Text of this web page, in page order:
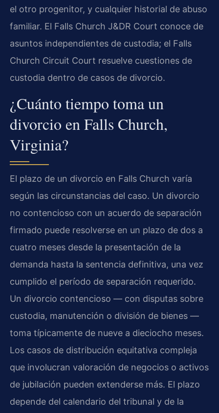
el otro progenitor, y cualquier historial de abuso
familiar. El Falls Church J&DR Court conoce de
asuntos independientes de custodia; el Falls
Church Circuit Court resuelve cuestiones de
custodia dentro de casos de divorcio.
¿Cuánto tiempo toma un
divorcio en Falls Church,
Virginia?
El plazo de un divorcio en Falls Church varía
según las circunstancias del caso. Un divorcio
no contencioso con un acuerdo de separación
firmado puede resolverse en un plazo de dos a
cuatro meses desde la presentación de la
demanda hasta la sentencia definitiva, una vez
cumplido el período de separación requerido.
Un divorcio contencioso — con disputas sobre
custodia, manutención o división de bienes —
toma típicamente de nueve a dieciocho meses.
Los casos de distribución equitativa compleja
que involucran valoración de negocios o activos
de jubilación pueden extenderse más. El plazo
depende del calendario del tribunal y de la